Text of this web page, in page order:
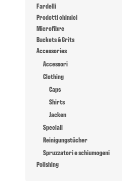
Fardelli
Prodotti chimici
Microfibre
Buckets & Grits
Accessories
Accessori
Clothing
Caps
Shirts
Jacken
Speciali
Reinigungstücher
Spruzzatori e schiumogeni
Polishing